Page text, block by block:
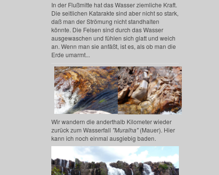
In der Flußmitte hat das Wasser ziemliche Kraft.
Die seitlichen Katarakte sind aber nicht so stark,
daß man der Strömung nicht standhalten
könnte. Die Felsen sind durch das Wasser
ausgewaschen und fühlen sich glatt und weich
an. Wenn man sie anfäßt, ist es, als ob man die
Erde umarmt...
Wir wandern die anderthalb Kilometer wieder
zurück zum Wasserfall "Muralha"(Mauer). Hier
kann ich noch einmal ausgiebig baden.